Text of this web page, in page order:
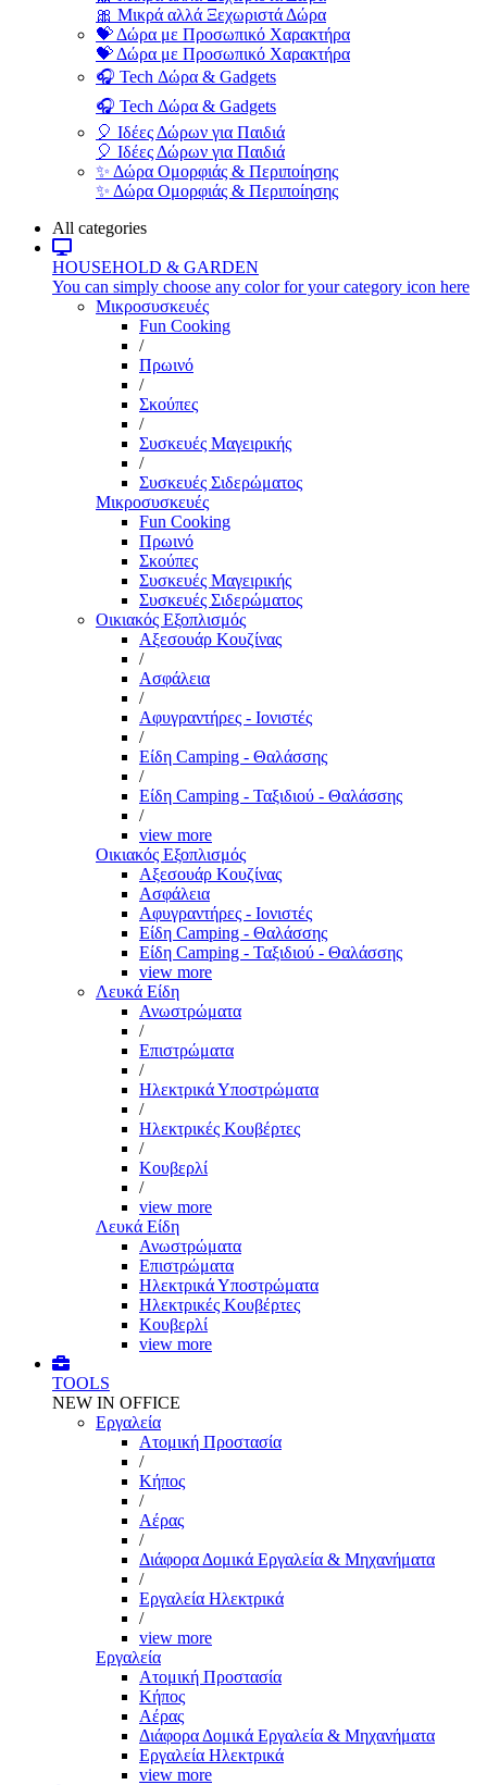
🎀 Μικρά αλλά Ξεχωριστά Δώρα
💝 Δώρα με Προσωπικό Χαρακτήρα
💝 Δώρα με Προσωπικό Χαρακτήρα
🎧 Tech Δώρα & Gadgets
🎧 Tech Δώρα & Gadgets
🎈 Ιδέες Δώρων για Παιδιά
🎈 Ιδέες Δώρων για Παιδιά
✨ Δώρα Ομορφιάς & Περιποίησης
✨ Δώρα Ομορφιάς & Περιποίησης
All categories
HOUSEHOLD & GARDEN
You can simply choose any color for your category icon here
Μικροσυσκευές
Fun Cooking
/
Πρωινό
/
Σκούπες
/
Συσκευές Μαγειρικής
/
Συσκευές Σιδερώματος
Μικροσυσκευές
Fun Cooking
Πρωινό
Σκούπες
Συσκευές Μαγειρικής
Συσκευές Σιδερώματος
Οικιακός Εξοπλισμός
Αξεσουάρ Κουζίνας
/
Ασφάλεια
/
Αφυγραντήρες - Ιονιστές
/
Είδη Camping - Θαλάσσης
/
Είδη Camping - Ταξιδιού - Θαλάσσης
/
view more
Οικιακός Εξοπλισμός
Αξεσουάρ Κουζίνας
Ασφάλεια
Αφυγραντήρες - Ιονιστές
Είδη Camping - Θαλάσσης
Είδη Camping - Ταξιδιού - Θαλάσσης
view more
Λευκά Είδη
Ανωστρώματα
/
Επιστρώματα
/
Ηλεκτρικά Υποστρώματα
/
Ηλεκτρικές Κουβέρτες
/
Κουβερλί
/
view more
Λευκά Είδη
Ανωστρώματα
Επιστρώματα
Ηλεκτρικά Υποστρώματα
Ηλεκτρικές Κουβέρτες
Κουβερλί
view more
TOOLS
NEW IN OFFICE
Εργαλεία
Aτομική Προστασία
/
Kήπος
/
Αέρας
/
Διάφορα Δομικά Εργαλεία & Μηχανήματα
/
Εργαλεία Ηλεκτρικά
/
view more
Εργαλεία
Aτομική Προστασία
Kήπος
Αέρας
Διάφορα Δομικά Εργαλεία & Μηχανήματα
Εργαλεία Ηλεκτρικά
view more